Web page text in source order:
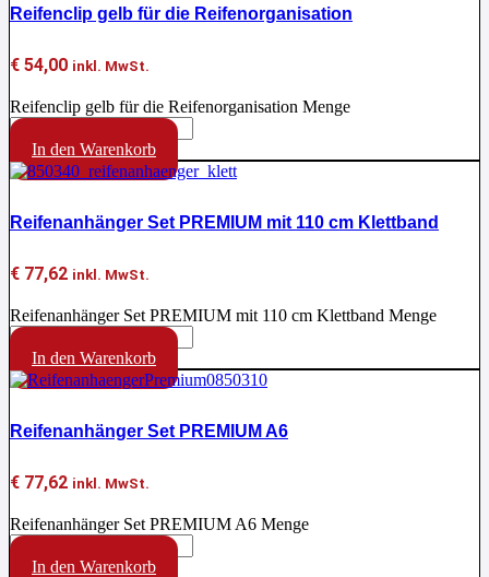
Reifenclip gelb für die Reifenorganisation
€ 54,00 inkl. MwSt.
Reifenclip gelb für die Reifenorganisation Menge
In den Warenkorb
Reifenanhänger Set PREMIUM mit 110 cm Klettband
€ 77,62 inkl. MwSt.
Reifenanhänger Set PREMIUM mit 110 cm Klettband Menge
In den Warenkorb
Reifenanhänger Set PREMIUM A6
€ 77,62 inkl. MwSt.
Reifenanhänger Set PREMIUM A6 Menge
In den Warenkorb